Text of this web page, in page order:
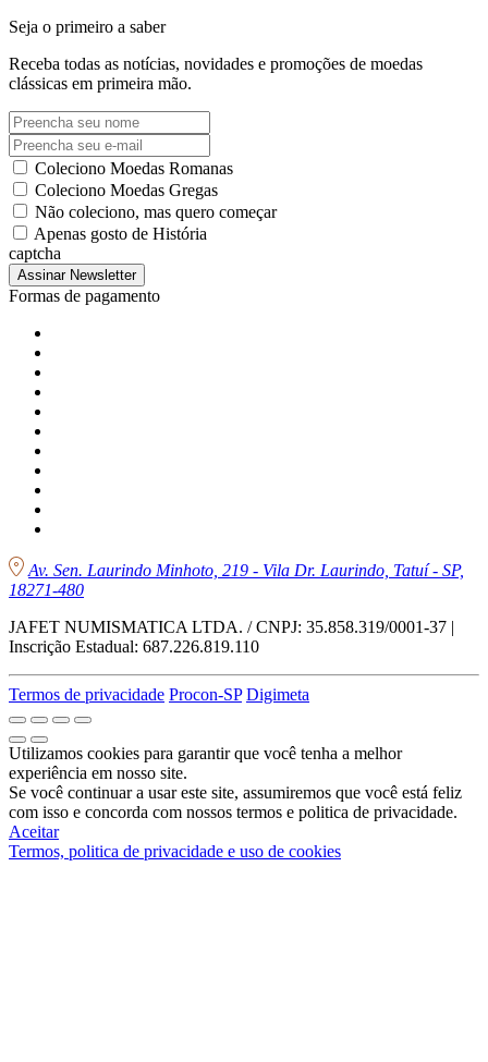
Seja o primeiro a saber
Receba todas as notícias, novidades e promoções de moedas
clássicas em primeira mão.
Coleciono Moedas Romanas
Coleciono Moedas Gregas
Não coleciono, mas quero começar
Apenas gosto de História
captcha
Assinar Newsletter
Formas de pagamento
Av. Sen. Laurindo Minhoto, 219 - Vila Dr. Laurindo, Tatuí - SP,
18271-480
JAFET NUMISMATICA LTDA. / CNPJ: 35.858.319/0001-37 |
Inscrição Estadual: 687.226.819.110
Termos de privacidade Procon-SP Digimeta
Utilizamos cookies para garantir que você tenha a melhor
experiência em nosso site.
Se você continuar a usar este site, assumiremos que você está feliz
com isso e concorda com nossos termos e politica de privacidade.
Aceitar
Termos, politica de privacidade e uso de cookies